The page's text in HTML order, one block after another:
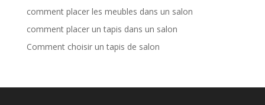
comment placer les meubles dans un salon
comment placer un tapis dans un salon
Comment choisir un tapis de salon